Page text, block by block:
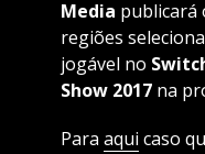
Media publicará
regiões
jogável no
Show 2017na
Para aqui caso